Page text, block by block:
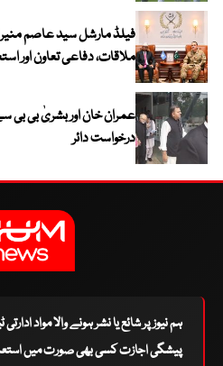
فیلڈ مارشل سید عاصم منیر
ملاقات، دفاعی تعاون اور
عمران خان اور بشریٰ بی
درخواست دائر
ہم نیوز پر شائع یا نشر ہونے والا مواد
پیشگی اجازت کسی بھی صورت میں